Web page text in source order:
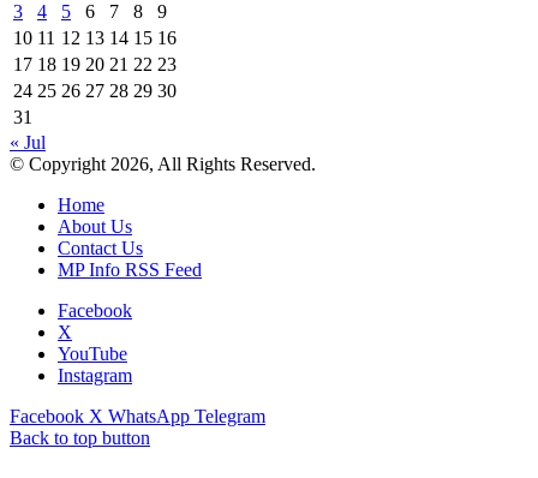
3
4 5 6 7 8
9
10 11 12 13 14 15 16
17 18 19 20 21 22 23
24 25 26 27 28 29 30
31
« Jul
© Copyright 2026, All Rights Reserved.
Home
About Us
Contact Us
MP Info RSS Feed
Facebook
X
YouTube
Instagram
Facebook X WhatsApp Telegram
Back to top button